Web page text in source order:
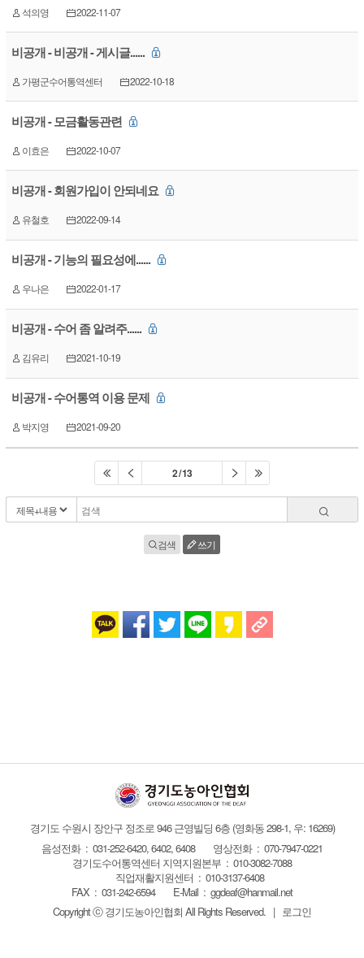
석의영 2022-11-07
비공개 - 비공개 - 게시글......
가평군수어통역센터 2022-10-18
비공개 - 모금활동관련
이효은 2022-10-07
비공개 - 회원가입이 안되네요
유철호 2022-09-14
비공개 - 기능의 필요성에......
우나은 2022-01-17
비공개 - 수어 좀 알려주......
김유리 2021-10-19
비공개 - 수어통역 이용 문제
박지영 2021-09-20
2 / 13
검색 쓰기
경기도 수원시 장안구 정조로 946 근영빌딩 6층 (영화동 298-1, 우: 16269)
음성전화 : 031-252-6420, 6402, 6408
영상전화 : 070-7947-0221
경기도수어통역센터 지역지원본부 : 010-3082-7088
직업재활지원센터 : 010-3137-6408
FAX : 031-242-6594 E-Mail :ggdeaf@hanmail.net
Copyright ⓒ 경기도농아인협회 All Rights Reserved. | 로그인